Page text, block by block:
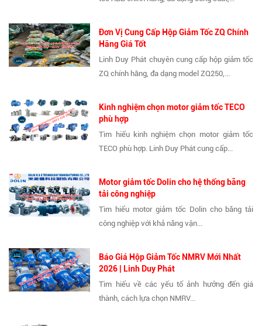
Đơn Vị Cung Cấp Hộp Giảm Tốc ZQ Chính
Hãng Giá Tốt
Linh Duy Phát chuyên cung cấp hộp giảm tốc
ZQ chính hãng, đa dạng model ZQ250,...
Kinh nghiệm chọn motor giảm tốc TECO
phù hợp
Tìm hiểu kinh nghiệm chọn motor giảm tốc
TECO phù hợp. Linh Duy Phát cung cấp...
Motor giảm tốc Dolin cho hệ thống băng
tải công nghiệp
Tìm hiểu motor giảm tốc Dolin cho băng tải
công nghiệp với khả năng vận...
Báo Giá Hộp Giảm Tốc NMRV Mới Nhất
2026 | Linh Duy Phát
Tìm hiểu về các yếu tố ảnh hưởng đến giá
thành, cách lựa chọn NMRV...